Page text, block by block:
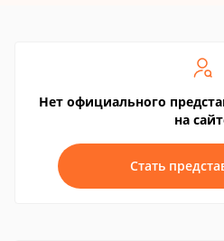
Нет официального
на
Стать